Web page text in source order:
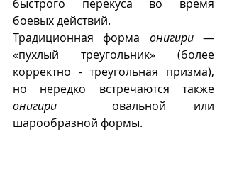
быстрого перекуса во время
боевых действий.
Традиционная форма онигири —
«пухлый треугольник» (более
корректно - треугольная призма),
онигири
  овальной или
шарообразной формы.